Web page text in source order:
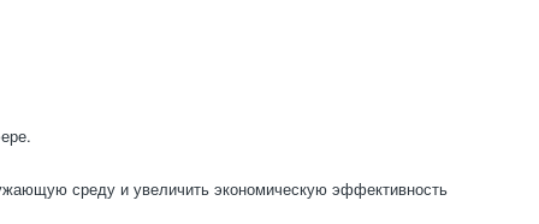
среду и увеличить экономическую эффективность